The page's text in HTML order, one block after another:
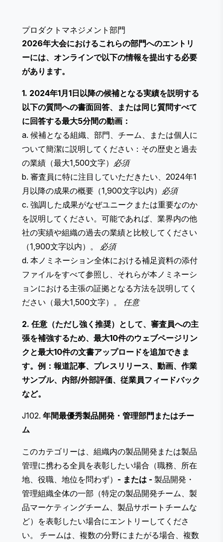
プロダクトマネジメント部門
2026年大会におけるこれらの部門へのエントリ
ーには、オンラインで以下の情報を提出する必要
があります。
1. 2024年1月1日以降の候補となる実績を説明する
以下の質問への書面回答、または同じ質問すべて
に回答する最大5分間の動画：
a. 候補となる組織、部門、チーム、または個人に
ついて簡潔に説明してください：その歴史と過去
の業績（最大1,500文字） 必須
b. 審査員に特に注目していただきたい、2024年1
月以降の成果の概要（1,900文字以内） 必須
c. 強調した成果がなぜユニークまたは重要なのか
を説明してください。可能であれば、業界内の他
社の実績や組織の過去の業績と比較してください
（1,900文字以内）。 必須
d. 本ノミネーション全体における補足資料の添付
ファイルをすべて参照し、それらが本ノミネーシ
ョンにおける主張の証拠となる方法を説明してく
ださい（最大1,500文字）。 任意
2. 任意（ただし強く推奨）として、審査員への主
張を補強するため、最大10件のウェブページリン
クと最大10件の文書アップロードを追加できま
す。例：報道記事、プレスリリース、動画、作業
サンプル、内部/外部評価、従業員フィードバック
など。
J102. 年間最優秀製品開発・管理部門またはチー
ム
このカテゴリーは、組織内の製品開発または製品
管理に携わる全員を表彰したい場合（職務、所在
地、役職、地位を問わず） - または - 製品開発・
管理組織全体の一部（特定の製品開発チーム、製
品マーケティングチーム、製品サポートチームな
ど）を表彰したい場合にエントリーしてくださ
い。 チームは、複数の分野にまたがる場合、複数